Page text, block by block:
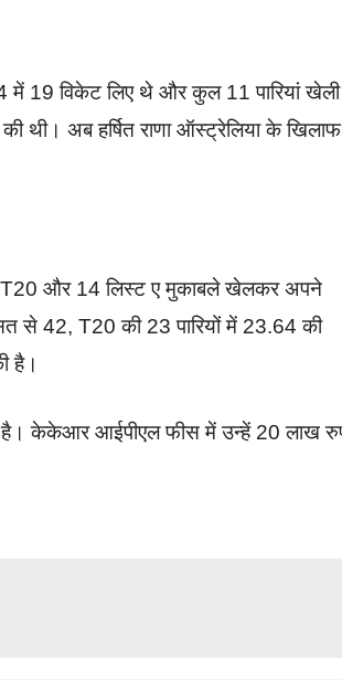
में 19 विकेट लिए थे और कुल 11 पारियां खेली
थी। अब हर्षित राणा ऑस्ट्रेलिया के खिलाफ
T20 और 14 लिस्ट ए मुकाबले खेलकर अपने
से 42, T20 की 23 पारियों में 23.64 की
है।
है। केकेआर आईपीएल फीस में उन्हें 20 लाख